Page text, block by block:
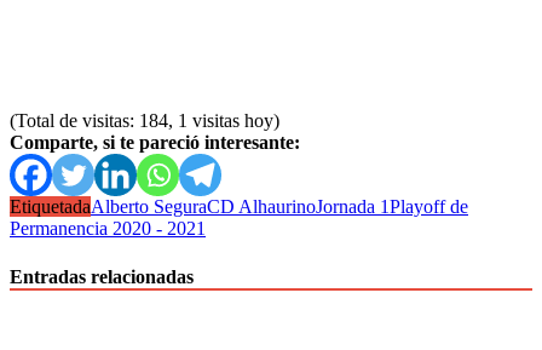
(Total de visitas: 184, 1 visitas hoy)
Comparte, si te pareció interesante:
EtiquetadaAlberto SeguraCD AlhaurinoJornada 1Playoff de
Permanencia 2020 - 2021
Entradas relacionadas